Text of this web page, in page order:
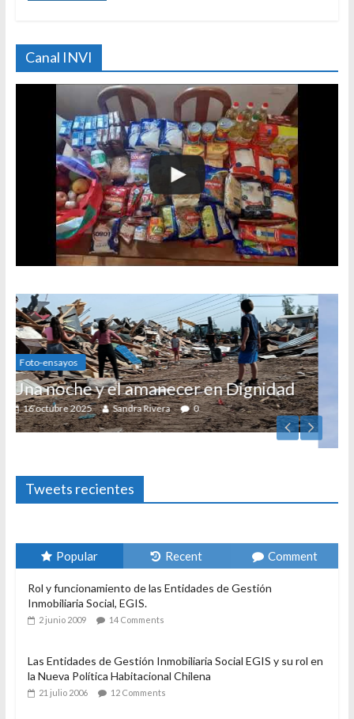
Canal INVI
en Dignidad
0
Foto-ensayos
3 enero 2024 Sandra Rivera
Tweets recientes
Popular Recent